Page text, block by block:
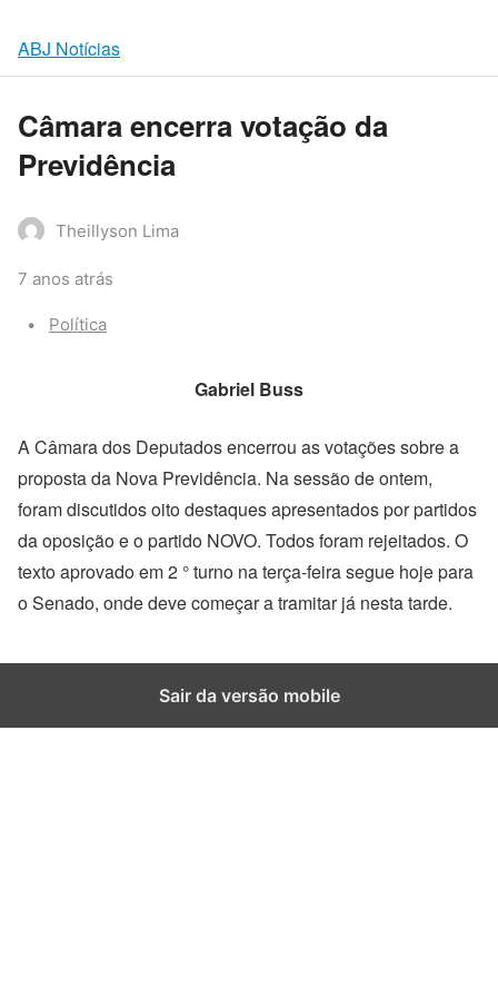
ABJ Notícias
Câmara encerra votação da
Previdência
Theillyson Lima
7 anos atrás
Categories:
Política
Gabriel Buss
A Câmara dos Deputados encerrou as votações sobre a
proposta da Nova Previdência. Na sessão de ontem,
foram discutidos oito destaques apresentados por partidos
da oposição e o partido NOVO. Todos foram rejeitados. O
texto aprovado em 2 ° turno na terça-feira segue hoje para
o Senado, onde deve começar a tramitar já nesta tarde.
Sair da versão mobile